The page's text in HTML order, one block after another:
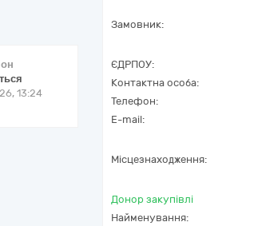
13:24
Замовник:
ЄДРПОУ:
Контактна особа:
Телефон:
E-mail:
Місцезнаходження:
Донор закупівлі
Найменування: